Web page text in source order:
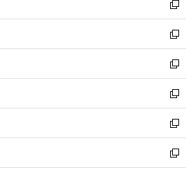
く
で
開
く
ド
ウ
で
開
く
ィ
ン
ド
ウ
で
開
く
い
ウ
ィ
ン
ド
ウ
で
開
く
新
し
い
ウ
ィ
ン
ド
ウ
で
開
く
新
し
い
ウ
ィ
ン
ド
ウ
で
開
新
し
い
ウ
ィ
ン
ド
ウ
新
し
い
ウ
ィ
ン
新
し
い
ウ
新
し